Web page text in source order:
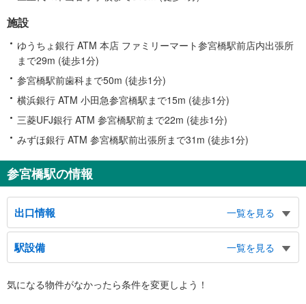
施設
ゆうちょ銀行 ATM 本店 ファミリーマート参宮橋駅前店内出張所
まで29m (徒歩1分)
参宮橋駅前歯科まで50m (徒歩1分)
横浜銀行 ATM 小田急参宮橋駅まで15m (徒歩1分)
三菱UFJ銀行 ATM 参宮橋駅前まで22m (徒歩1分)
みずほ銀行 ATM 参宮橋駅前出張所まで31m (徒歩1分)
参宮橋駅の情報
出口情報
一覧を見る
出口（東口）
明治神宮、国立オリンピック記念青少年総合センター、バスのりば
出口（西口）
明治神宮、国立オリンピック記念青少年総合センター、バスのりば
駅設備
一覧を見る
※段差なしでの移動経路
気になる物件がなかったら条件を変更しよう！